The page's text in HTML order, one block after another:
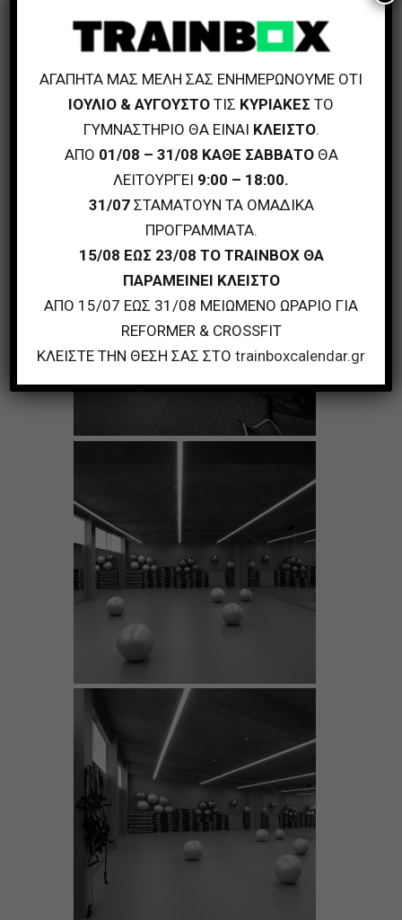
ΑΓΑΠΗΤΑ ΜΑΣ ΜΕΛΗ ΣΑΣ ΕΝΗΜΕΡΩΝΟΥΜΕ ΟΤΙ
ΙΟΥΛΙΟ & ΑΥΓΟΥΣΤΟ ΤΙΣ ΚΥΡΙΑΚΕΣ ΤΟ
ΓΥΜΝΑΣΤΗΡΙΟ ΘΑ ΕΙΝΑΙ ΚΛΕΙΣΤΟ.
ΑΠΟ 01/08 – 31/08 ΚΑΘΕ ΣΑΒΒΑΤΟΘΑ
ΛΕΙΤΟΥΡΓΕΙ 9:00 – 18:00.
31/07ΣΤΑΜΑΤΟΥΝ ΤΑ ΟΜΑΔΙΚΑ
ΠΡΟΓΡΑΜΜΑΤΑ.
15/08 ΕΩΣ 23/08 ΤΟ TRAINBOX ΘΑ
ΠΑΡΑΜΕΙΝΕΙ ΚΛΕΙΣΤΟ
ΑΠΟ 15/07 ΕΩΣ 31/08 ΜΕΙΩΜΕΝΟ ΩΡΑΡΙΟ ΓΙΑ
REFORMER & CROSSFIT
ΚΛΕΙΣΤΕ ΤΗΝ ΘΕΣΗ ΣΑΣ ΣΤΟ trainboxcalendar.gr